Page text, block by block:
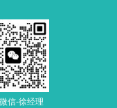
信-徐经理